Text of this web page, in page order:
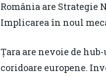
România are Strategie
Implicarea în noul
Țara are nevoie de
coridoare europene.